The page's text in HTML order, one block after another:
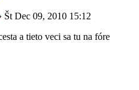
Št Dec 09, 2010 15:12
a tieto veci sa tu na fóre